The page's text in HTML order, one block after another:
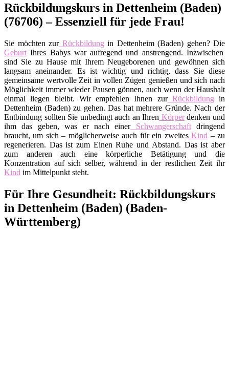
Rückbildungskurs in Dettenheim (Baden)
(76706) – Essenziell für jede Frau!
Sie möchten zurRückbildung in Dettenheim (Baden) gehen? Die
Geburt Ihres Babys war aufregend und anstrengend. Inzwischen
sind Sie zu Hause mit Ihrem Neugeborenen und gewöhnen sich
langsam aneinander. Es ist wichtig und richtig, dass Sie diese
gemeinsame wertvolle Zeit in vollen Zügen genießen und sich nach
Möglichkeit immer wieder Pausen gönnen, auch wenn der Haushalt
einmal liegen bleibt. Wir empfehlen Ihnen zurRückbildung in
Dettenheim (Baden) zu gehen. Das hat mehrere Gründe. Nach der
Entbindung sollten Sie unbedingt auch an Ihren Körperdenken und
ihm das geben, was er nach einerSchwangerschaftdringend
braucht, um sich – möglicherweise auch für ein zweitesKind – zu
regenerieren. Das ist zum Einen Ruhe und Abstand. Das ist aber
zum anderen auch eine körperliche Betätigung und die
Konzentration auf sich selber, während in der restlichen Zeit ihr
Kind im Mittelpunkt steht.
Für Ihre Gesundheit: Rückbildungskurs
in Dettenheim (Baden) (Baden-
Württemberg)